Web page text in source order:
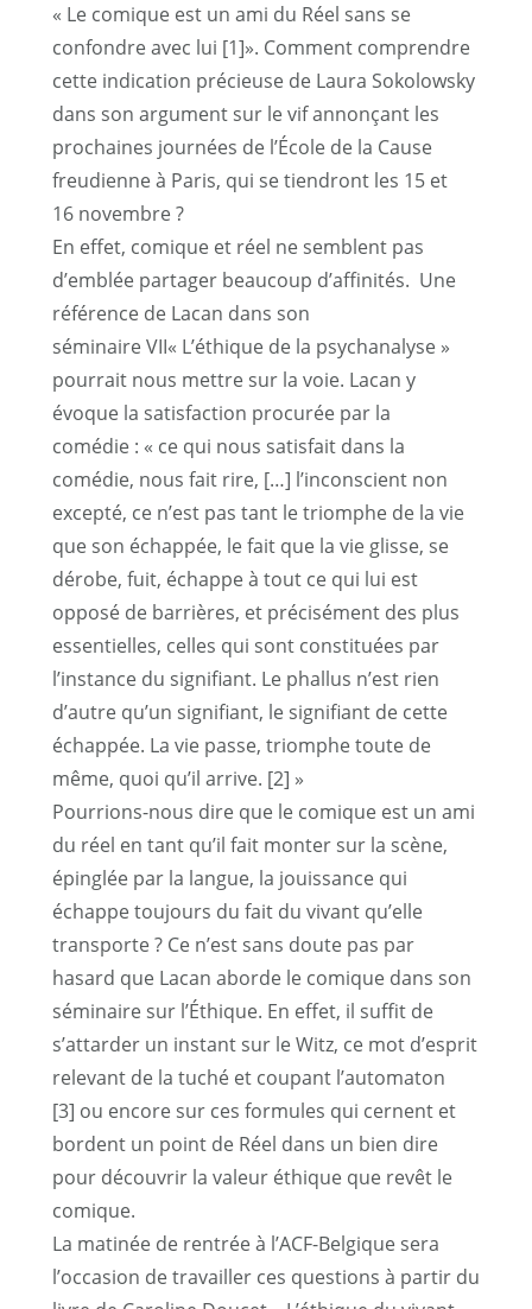
« Le comique est un ami du Réel sans se
confondre avec lui [1]». Comment comprendre
cette indication précieuse de Laura Sokolowsky
dans son argument sur le vif annonçant les
prochaines journées de l’École de la Cause
freudienne à Paris, qui se tiendront les 15 et
16 novembre ?
En effet, comique et réel ne semblent pas
d’emblée partager beaucoup d’affinités. Une
référence de Lacan dans son
séminaire VII« L’éthique de la psychanalyse »
pourrait nous mettre sur la voie. Lacan y
évoque la satisfaction procurée par la
comédie : « ce qui nous satisfait dans la
comédie, nous fait rire, […] l’inconscient non
excepté, ce n’est pas tant le triomphe de la vie
que son échappée, le fait que la vie glisse, se
dérobe, fuit, échappe à tout ce qui lui est
opposé de barrières, et précisément des plus
essentielles, celles qui sont constituées par
l’instance du signifiant. Le phallus n’est rien
d’autre qu’un signifiant, le signifiant de cette
échappée. La vie passe, triomphe toute de
même, quoi qu’il arrive. [2] »
Pourrions-nous dire que le comique est un ami
du réel en tant qu’il fait monter sur la scène,
épinglée par la langue, la jouissance qui
échappe toujours du fait du vivant qu’elle
transporte ? Ce n’est sans doute pas par
hasard que Lacan aborde le comique dans son
séminaire sur l’Éthique. En effet, il suffit de
s’attarder un instant sur le Witz, ce mot d’esprit
relevant de la tuché et coupant l’automaton
[3] ou encore sur ces formules qui cernent et
bordent un point de Réel dans un bien dire
pour découvrir la valeur éthique que revêt le
comique.
La matinée de rentrée à l’ACF-Belgique sera
l’occasion de travailler ces questions à partir du